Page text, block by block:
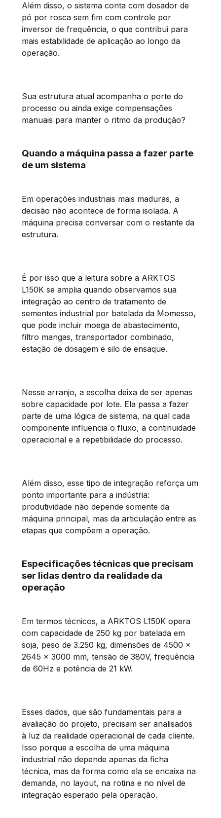
Além disso, o sistema conta com dosador de
pó por rosca sem fim com controle por
inversor de frequência, o que contribui para
mais estabilidade de aplicação ao longo da
operação.
Sua estrutura atual acompanha o porte do
processo ou ainda exige compensações
manuais para manter o ritmo da produção?
Quando a máquina passa a fazer parte
de um sistema
Em operações industriais mais maduras, a
decisão não acontece de forma isolada. A
máquina precisa conversar com o restante da
estrutura.
É por isso que a leitura sobre a ARKTOS
L150K se amplia quando observamos sua
integração ao centro de tratamento de
sementes industrial por batelada da Momesso,
que pode incluir moega de abastecimento,
filtro mangas, transportador combinado,
estação de dosagem e silo de ensaque.
Nesse arranjo, a escolha deixa de ser apenas
sobre capacidade por lote. Ela passa a fazer
parte de uma lógica de sistema, na qual cada
componente influencia o fluxo, a continuidade
operacional e a repetibilidade do processo.
Além disso, esse tipo de integração reforça um
ponto importante para a indústria:
produtividade não depende somente da
máquina principal, mas da articulação entre as
etapas que compõem a operação.
Especificações técnicas que precisam
ser lidas dentro da realidade da
operação
Em termos técnicos, a ARKTOS L150K opera
com capacidade de 250 kg por batelada em
soja, peso de 3.250 kg, dimensões de 4500 x
2645 x 3000 mm, tensão de 380V, frequência
de 60Hz e potência de 21 kW.
Esses dados, que são fundamentais para a
avaliação do projeto, precisam ser analisados
à luz da realidade operacional de cada cliente.
Isso porque a escolha de uma máquina
industrial não depende apenas da ficha
técnica, mas da forma como ela se encaixa na
demanda, no layout, na rotina e no nível de
integração esperado pela operação.